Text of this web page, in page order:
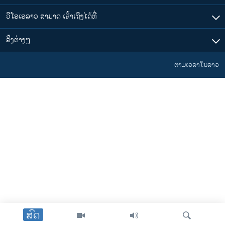
ສົດ
ວີໂອເອລາວ ສາມາດ ເຂົ້າເຖິງໄດ້ທີ່
​ລິ້ງ​ຕ່າງໆ
ຕາມເວລາໃນລາວ